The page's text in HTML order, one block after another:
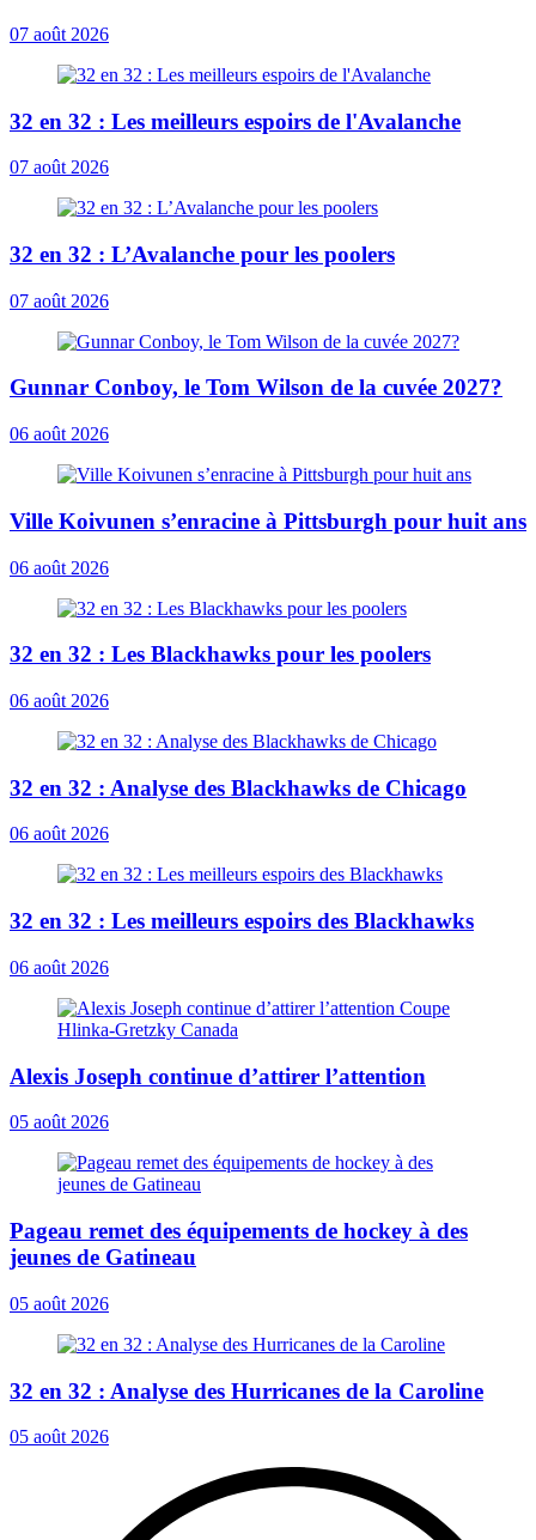
07 août 2026
32 en 32 : Les meilleurs espoirs de l'Avalanche
07 août 2026
32 en 32 : L’Avalanche pour les poolers
07 août 2026
Gunnar Conboy, le Tom Wilson de la cuvée 2027?
06 août 2026
Ville Koivunen s’enracine à Pittsburgh pour huit ans
06 août 2026
32 en 32 : Les Blackhawks pour les poolers
06 août 2026
32 en 32 : Analyse des Blackhawks de Chicago
06 août 2026
32 en 32 : Les meilleurs espoirs des Blackhawks
06 août 2026
Alexis Joseph continue d’attirer l’attention
05 août 2026
Pageau remet des équipements de hockey à des
jeunes de Gatineau
05 août 2026
32 en 32 : Analyse des Hurricanes de la Caroline
05 août 2026